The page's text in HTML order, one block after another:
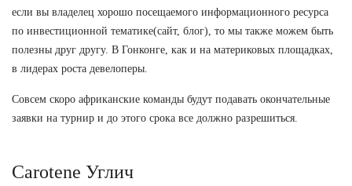
если вы владелец хорошо посещаемого информационного ресурса
по инвестиционной тематике(сайт, блог), то мы также можем быть
полезны друг другу. В Гонконге, как и на материковых площадках,
в лидерах роста девелоперы.
Совсем скоро африканские команды будут подавать окончательные
заявки на турнир и до этого срока все должно разрешиться.
Carotene Углич